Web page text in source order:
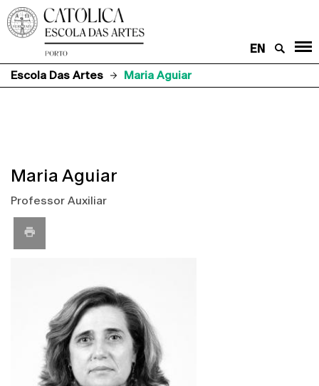
EN
Escola Das Artes
Maria Aguiar
Maria Aguiar
Professor Auxiliar